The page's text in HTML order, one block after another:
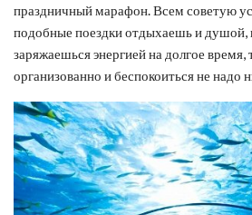
праздничный марафон. Всем советую
подобные поездки отдыхаешь и душой,
заряжаешься энергией на долгое время,
организованно и беспокоиться не надо